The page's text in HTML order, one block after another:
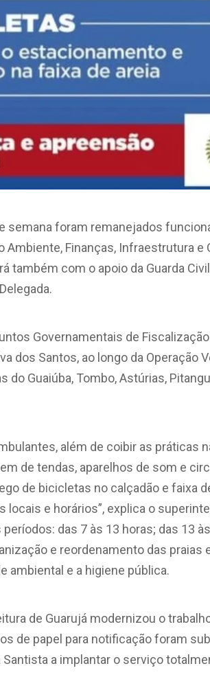
semana foram remanejados
Finanças, Infraestrutura e
também com o apoio da Guarda
Governamentais de
dos Santos, ao longo da Operação
do Guaiúba, Tombo, Astúrias,
além de coibir as práticas
de tendas, aparelhos de som e
de bicicletas no calçadão e faixa
e horários”, explica o
das 7 às 13 horas; das 13
e reordenamento das praias
ambiental e a higiene pública.
de Guarujá modernizou o
de papel para notificação foram
a implantar o serviço